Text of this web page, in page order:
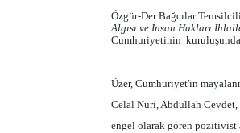
Özgür-Der Bağcılar
Algısı ve İnsan Hakları
Cumhuriyetinin
Üzer, Cumhuriyet'in
Celal Nuri, Abdullah Cevdet,
engel olarak gören pozitivist